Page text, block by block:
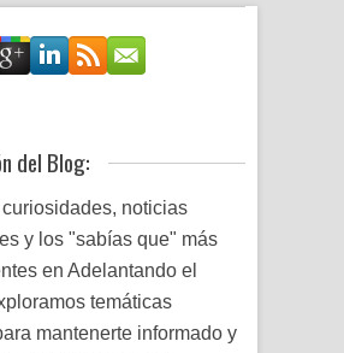
del Blog:
noticias
y los "sabías que" más
en Adelantando el
temáticas
mantenerte informado y